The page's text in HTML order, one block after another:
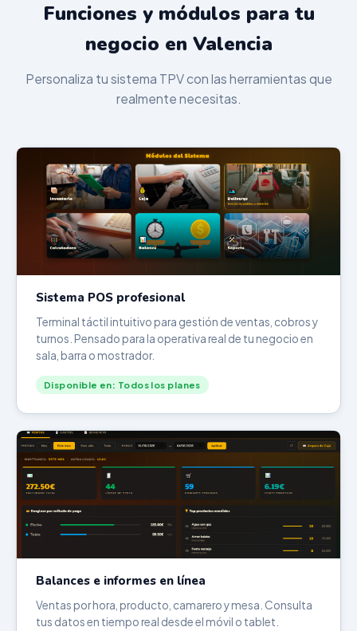
Funciones y módulos para tu
negocio en Valencia
Personaliza tu sistema TPV con las herramientas que
realmente necesitas.
Sistema POS profesional
Terminal táctil intuitivo para gestión de ventas, cobros y
turnos. Pensado para la operativa real de tu negocio en
sala, barra o mostrador.
Disponible en: Todos los planes
Balances e informes en línea
Ventas por hora, producto, camarero y mesa. Consulta
tus datos en tiempo real desde el móvil o tablet.